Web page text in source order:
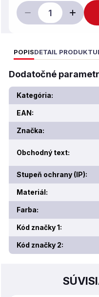
POPISDETAIL PRODUKTU
Dodatočné
Kategória:
EAN:
Značka:
Obchodný text:
Stupeň ochrany (IP):
Materiál:
Farba:
Kód značky 1:
Kód značky 2: